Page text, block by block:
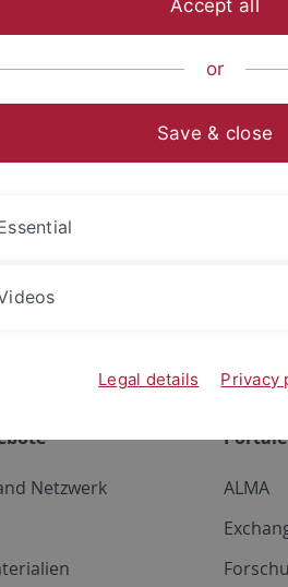
Projekte
Sexualstraftäterinnen – eine
Recht für alle – auch für
Sexualstraftäter in
Netzwerk
Portale
ALMA
Accept all
or
Save & close
Legal details Privacy